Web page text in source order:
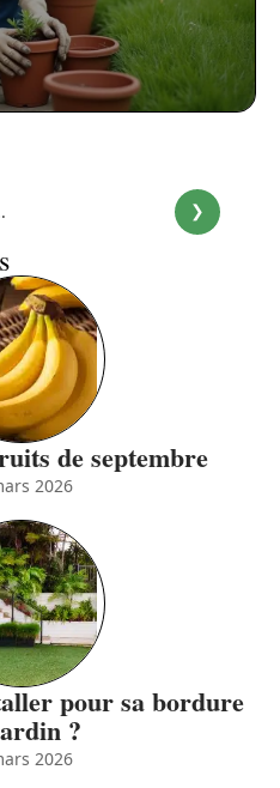
de septembre
2026
pour sa bordure
?
2026